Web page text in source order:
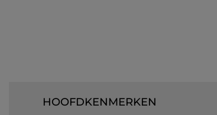
HOOFDKENMERKEN